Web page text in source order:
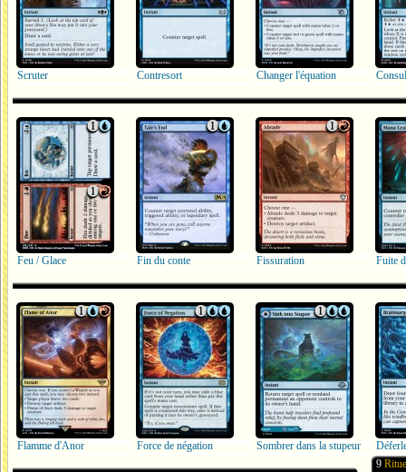
Scruter Contresort Changer l'équation
Feu / Glace Fin du conte Fissuration Fuite
Flamme d'Anor Force de négation Sombrer dans la stupeur
9